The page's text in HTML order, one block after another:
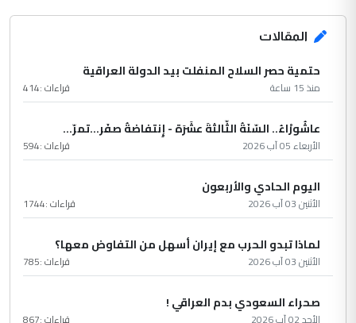
المقالات
حتمية حصر السلاح المنفلت بيد الدولة العراقية
منذ 15 ساعة قراءات :414
عاشُورْاءُ.. السّنَةُ الثّالثةَ عشَرَة - إِنتفاضةُ صفَر…تمرّ...
الأربعاء 05 آب 2026 قراءات :594
اليوم الحادي والأربعون
الأثنين 03 آب 2026 قراءات :1744
لماذا تبدو الحرب مع إيران أسهل من التفاوض معها؟
الأثنين 03 آب 2026 قراءات :785
صحراء السعودي بدم العراقي !
الأحد 02 آب 2026 قراءات :867